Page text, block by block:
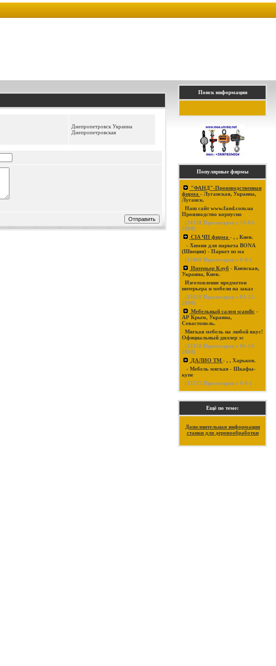
Днепропетровск Украина
Днепропетровская
Поиск информации
Популярные фирмы
"ФАНД"-Производственная
фирма - Луганская, Украина,
Луганск.
Наш сайт www.fand.com.ua
Производство корпусно
(24338 Просмотров с 10-03-
2008)
CIA ЧП фирма - , , Киев.
- Химия для паркета BONA
(Швеция) - Паркет из ма
(15400 Просмотров с 0-0-)
Интерьер Клуб - Киевская,
Украина, Киев.
Изготовление предметов
интерьера и мебели на заказ
(15020 Просмотров с 03-25-
2008)
Мебельный салон scandic -
АР Крым, Украина,
Севастополь.
Мягкая мебель на любой вкус!
Официальный диллер эс
(13350 Просмотров с 06-19-
2008)
ДАЛИО ТМ - , , Харьков.
- Мебель мягкая - Шкафы-
купе
(13275 Просмотров с 0-0-)
Ещё по теме:
Дополнительная информация
станки для деревообработки